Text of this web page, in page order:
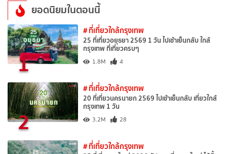
ยอดนิยมในตอนนี้
1
# ที่เที่ยวใกล้กรุงเทพ
25 ที่เที่ยวอยุธยา 2569 1 วัน ไปเช้าเย็นกลับ ใกล้
กรุงเทพ ที่เที่ยวครบๆ
1.8M 4
2
# ที่เที่ยวใกล้กรุงเทพ
20 ที่เที่ยวนครนายก 2569 ไปเช้าเย็นกลับ เที่ยวใกล้
กรุงเทพ 1 วัน
3.2M 28
# ที่เที่ยวใกล้กรุงเทพ